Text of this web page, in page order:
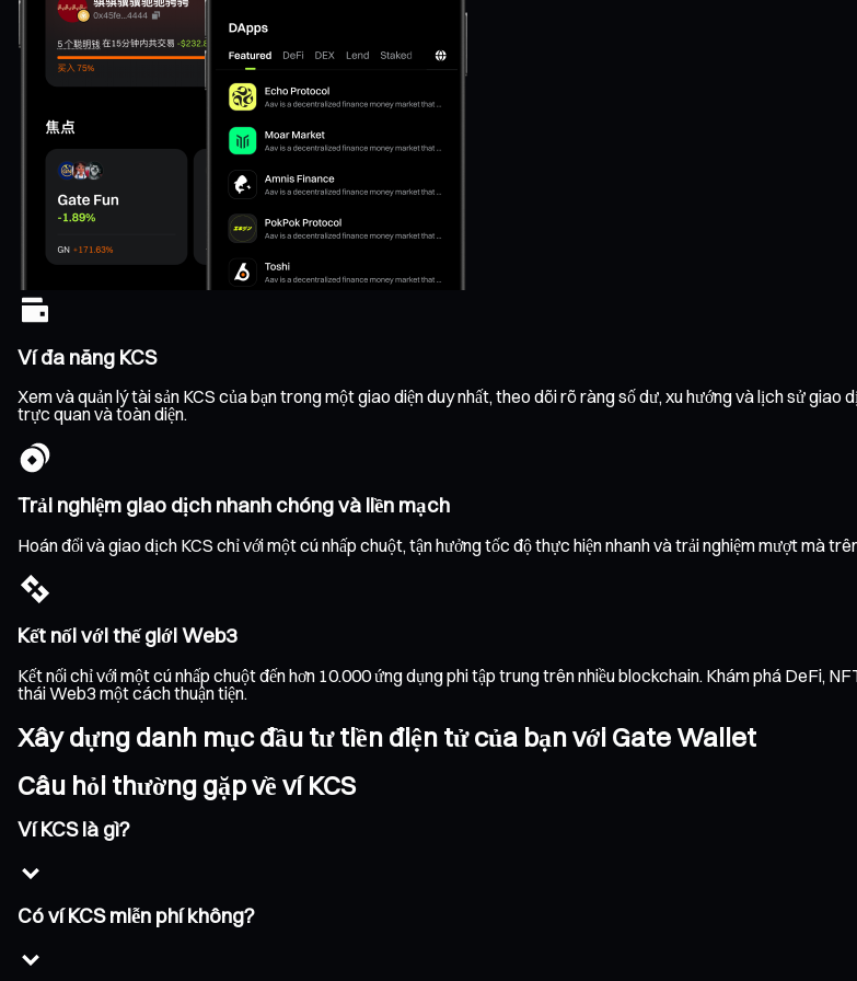
Ví đa năng KCS
Xem và quản lý tài sản KCS của bạn trong một giao diện duy nhất, theo dõi rõ ràng số dư, xu hướng và lịch sử
trực quan và toàn diện.
Trải nghiệm giao dịch nhanh chóng và liền mạch
Hoán đổi và giao dịch KCS chỉ với một cú nhấp chuột, tận hưởng tốc độ thực hiện nhanh và trải nghiệm mượt mà
Kết nối với thế giới Web3
Kết nối chỉ với một cú nhấp chuột đến hơn 10.000 ứng dụng phi tập trung trên nhiều blockchain. Khám phá DeFi,
thái Web3 một cách thuận tiện.
Xây dựng danh mục đầu tư tiền điện tử của bạn với Gate Wallet
Câu hỏi thường gặp về ví KCS
Ví KCS là gì?
Có ví KCS miễn phí không?